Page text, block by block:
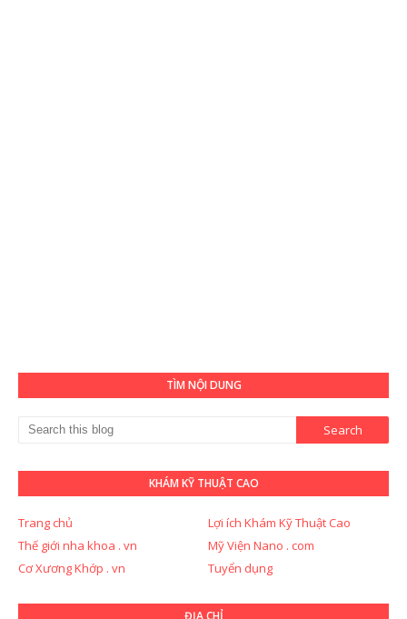
TÌM NỘI DUNG
KHÁM KỸ THUẬT CAO
Trang chủ
Lợi ích Khám Kỹ Thuật Cao
Thế giới nha khoa . vn
Mỹ Viện Nano . com
Cơ Xương Khớp . vn
Tuyển dụng
ĐỊA CHỈ